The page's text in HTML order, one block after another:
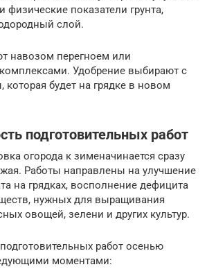
физические показатели грунта,
слой.
навозом перегноем или
Удобрение выбирают с
которая будет на грядке в новом
подготовительных работ
огорода к зименачинается сразу
Работы направлены на улучшение
на грядках, восполнение дефицита
нужных для выращивания
овощей, зелени и других культур.
работ осенью
моментами: